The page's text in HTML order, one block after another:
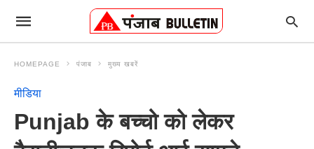
HOMEPAGE पंजाब मुख्य खबरें
मीडिया
Punjab के बच्चो को लेकर